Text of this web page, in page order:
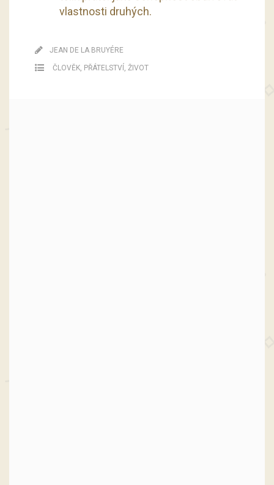
vlastnosti druhých.
JEAN DE LA BRUYÉRE
ČLOVĚK, PŘÁTELSTVÍ, ŽIVOT